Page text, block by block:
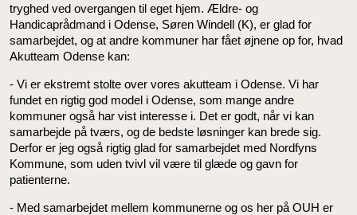
tryghed ved overgangen til eget hjem. Ældre- og
Handicaprådmand i Odense, Søren Windell (K), er glad for
samarbejdet, og at andre kommuner har fået øjnene op for, hvad
Akutteam Odense kan:
- Vi er ekstremt stolte over vores akutteam i Odense. Vi har
fundet en rigtig god model i Odense, som mange andre
kommuner også har vist interesse i. Det er godt, når vi kan
samarbejde på tværs, og de bedste løsninger kan brede sig.
Derfor er jeg også rigtig glad for samarbejdet med Nordfyns
Kommune, som uden tvivl vil være til glæde og gavn for
patienterne.
- Med samarbejdet mellem kommunerne og os her på OUH er